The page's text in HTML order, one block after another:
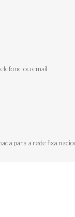
ou email
para a rede fixa